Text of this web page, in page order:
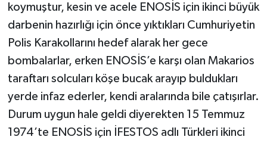
koymuştur, kesin ve acele ENOSİS için ikinci büyük
darbenin hazırlığı için önce yıktıkları Cumhuriyetin
Polis Karakollarını hedef alarak her gece
bombalarlar, erken ENOSİS’e karşı olan Makarios
taraftarı solcuları köşe bucak arayıp buldukları
yerde infaz ederler, kendi aralarında bile çatışırlar.
Durum uygun hale geldi diyerekten 15 Temmuz
1974’te ENOSİS için İFESTOS adlı Türkleri ikinci